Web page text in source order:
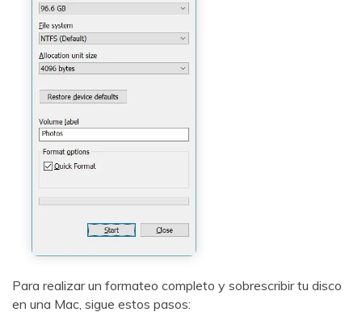
Para realizar un formateo completo y sobrescribir tu disco
en una Mac, sigue estos pasos: